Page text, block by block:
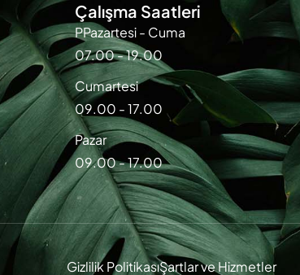
Çalışma Saatleri
PPazartesi - Cuma
07.00 - 19.00
Cumartesi
09.00 - 17.00
Pazar
09.00 - 17.00
Gizlilik PolitikasıŞartlar ve Hizmetler